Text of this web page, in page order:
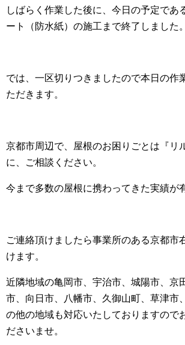
しばらく作業した後に、今日の予定であ
ート（防水紙）の施工まで終了しました。
では、一区切りつきましたので本日の作
ただきます。
京都市周辺で、屋根のお困りごとは『リ
に、ご相談ください。
今まで多数の屋根に携わってきた実績が
ご連絡頂けましたら事業所のある京都市
けます。
近隣地域の亀岡市、宇治市、城陽市、京
市、向日市、八幡市、久御山町、草津市
の他の地域も対応いたしておりますので
ださいませ。